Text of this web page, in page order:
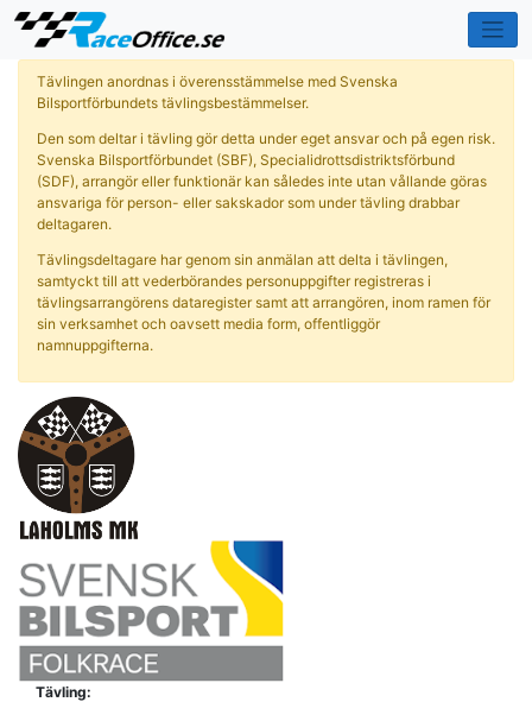
Tävlingen anordnas i överensstämmelse med Svenska
Bilsportförbundets tävlingsbestämmelser.
Den som deltar i tävling gör detta under eget ansvar och på egen risk.
Svenska Bilsportförbundet (SBF), Specialidrottsdistriktsförbund
(SDF), arrangör eller funktionär kan således inte utan vållande göras
ansvariga för person- eller sakskador som under tävling drabbar
deltagaren.
Tävlingsdeltagare har genom sin anmälan att delta i tävlingen,
samtyckt till att vederbörandes personuppgifter registreras i
tävlingsarrangörens dataregister samt att arrangören, inom ramen för
sin verksamhet och oavsett media form, offentliggör
namnuppgifterna.
Tävling: